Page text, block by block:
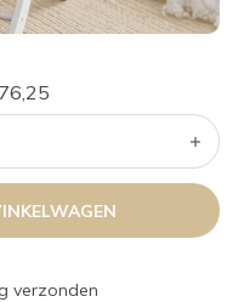
verzonden